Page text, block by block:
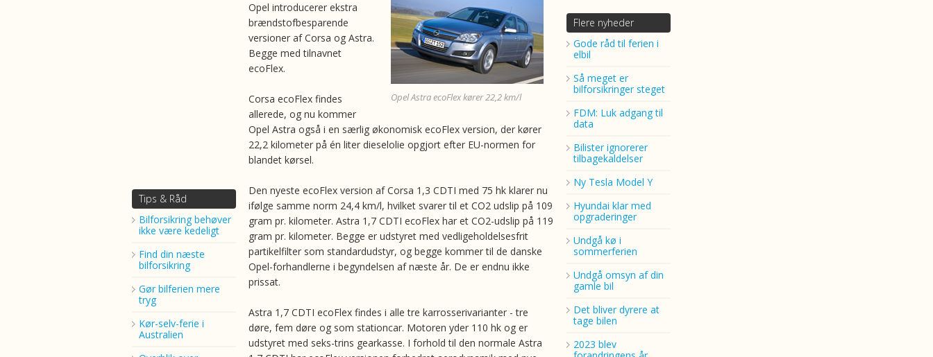
Tips & Råd
Bilforsikring behøver
ikke være kedeligt
Find din næste
bilforsikring
Gør bilferien mere
tryg
Kør-selv-ferie i
Australien
Opel Astra ecoFlex kører 22,2 km/l
Opel introducerer ekstra
brændstofbesparende
versioner af Corsa og Astra.
Begge med tilnavnet
ecoFlex.
Corsa ecoFlex findes
allerede, og nu kommer
Opel Astra også i en særlig økonomisk ecoFlex version, der kører
22,2 kilometer på én liter dieselolie opgjort efter EU-normen for
blandet kørsel.
Den nyeste ecoFlex version af Corsa 1,3 CDTI med 75 hk klarer nu
ifølge samme norm 24,4 km/l, hvilket svarer til et CO2 udslip på 109
gram pr. kilometer. Astra 1,7 CDTI ecoFlex har et CO2-udslip på 119
gram pr. kilometer. Begge er udstyret med vedligeholdelsesfrit
partikelfilter som standardudstyr, og begge kommer til de danske
Opel-forhandlerne i begyndelsen af næste år. De er endnu ikke
prissat.
Astra 1,7 CDTI ecoFlex findes i alle tre karrosserivarianter - tre
døre, fem døre og som stationcar. Motoren yder 110 hk og er
udstyret med seks-trins gearkasse. I forhold til den normale Astra
Flere nyheder
Gode råd til ferien i
elbil
Så meget er
bilforsikringer steget
FDM: Luk adgang til
data
Bilister ignorerer
tilbagekaldelser
Ny Tesla Model Y
Hyundai klar med
opgraderinger
Undgå kø i
sommerferien
Undgå omsyn af din
gamle bil
Det bliver dyrere at
tage bilen
2023 blev